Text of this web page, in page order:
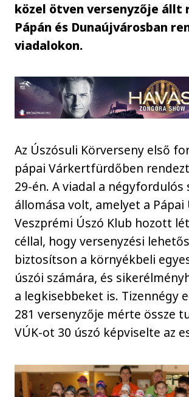
közel ötven versenyzője állt
Pápán és Dunaújvárosban
viadalokon.
Az Úszósuli Körverseny első
pápai Várkertfürdőben
29-én. A viadal a négyfordulós
állomása volt, amelyet a Pápai
Veszprémi Úszó Klub hozott
céllal, hogy versenyzési
biztosítson a környékbeli
úszói számára, és
a legkisebbeket is. Tizennégy
281 versenyzője mérte össze
VÚK-ot 30 úszó képviselte az